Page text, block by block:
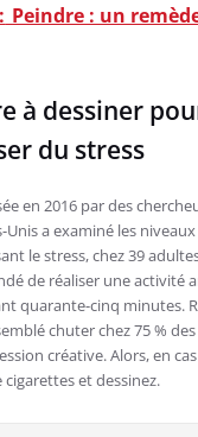
Peindre : un
à dessiner
du stress
en 2016 par des
Unis a examiné les
le stress, chez 39
de réaliser une activité
quarante-cinq minutes.
chuter chez 75 %
créative. Alors, en
et dessinez.